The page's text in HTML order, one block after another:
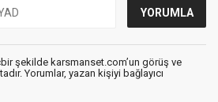
şekilde karsmanset.com’un görüş ve
Yorumlar, yazan kişiyi bağlayıcı